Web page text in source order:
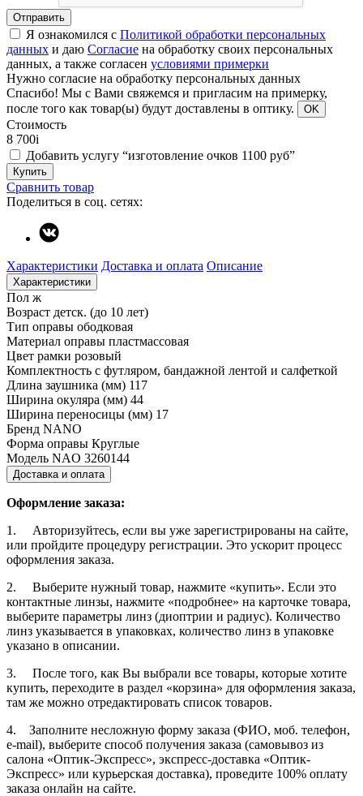
Отправить
Я ознакомился с Политикой обработки персональных
данных и даю Согласие на обработку своих персональных
данных, а также согласен условиями примерки
Нужно согласие на обработку персональных данных
Спасибо! Мы с Вами свяжемся и пригласим на примерку,
после того как товар(ы) будут доставлены в оптику.
OK
Стоимость
8 700i
Добавить услугу “изготовление очков 1100 руб”
Купить
Сравнить товар
Поделиться в соц. сетях:
Характеристики Доставка и оплата Описание
Характеристики
Пол ж
Возраст детск. (до 10 лет)
Тип оправы ободковая
Материал оправы пластмассовая
Цвет рамки розовый
Комплектность с футляром, бандажной лентой и салфеткой
Длина заушника (мм) 117
Ширина окуляра (мм) 44
Ширина переносицы (мм) 17
Бренд NANO
Форма оправы Круглые
Модель NAO 3260144
Доставка и оплата
Оформление заказа:
1. Авторизуйтесь, если вы уже зарегистрированы на сайте,
или пройдите процедуру регистрации. Это ускорит процесс
оформления заказа.
2. Выберите нужный товар, нажмите «купить». Если это
контактные линзы, нажмите «подробнее» на карточке товара,
выберите параметры линз (диоптрии и радиус). Количество
линз указывается в упаковках, количество линз в упаковке
указано в описании.
3. После того, как Вы выбрали все товары, которые хотите
купить, переходите в раздел «корзина» для оформления заказа,
там же можно отредактировать список товаров.
4. Заполните несложную форму заказа (ФИО, моб. телефон,
e-mail), выберите способ получения заказа (самовывоз из
салона «Оптик-Экспресс», экспресс-доставка «Оптик-
Экспресс» или курьерская доставка), проведите 100% оплату
заказа онлайн на сайте.